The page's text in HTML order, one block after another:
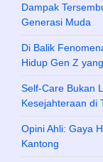
Dampak
Generasi Muda
Di Balik
Hidup Gen Z
Self-Care Bukan
Kesejahteraan di
Opini Ahli: Gaya
Kantong